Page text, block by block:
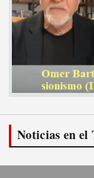
Noticias en el